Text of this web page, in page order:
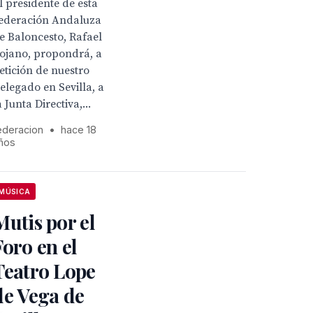
presidente de esta
Andaluza
Baloncesto, Rafael
propondrá, a
de nuestro
en Sevilla, a
Junta Directiva,...
•
hace 18
por el
en el
Lope
Vega de